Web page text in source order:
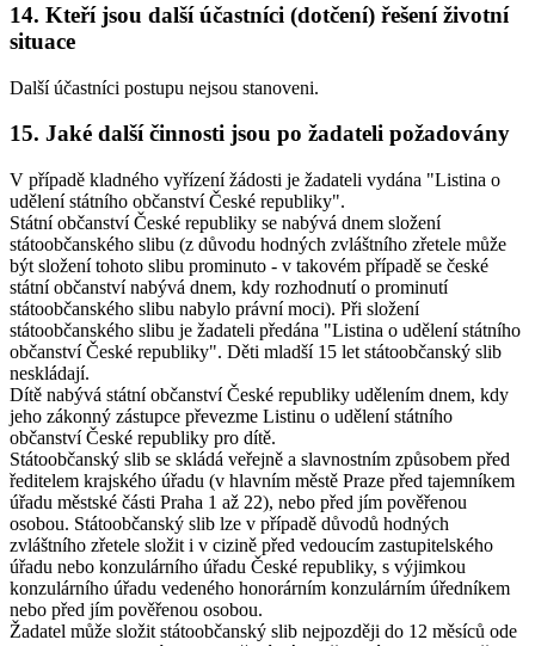
14. Kteří jsou další účastníci (dotčení) řešení životní
situace
Další účastníci postupu nejsou stanoveni.
15. Jaké další činnosti jsou po žadateli požadovány
V případě kladného vyřízení žádosti je žadateli vydána "Listina o
udělení státního občanství České republiky".
Státní občanství České republiky se nabývá dnem složení
státoobčanského slibu (z důvodu hodných zvláštního zřetele může
být složení tohoto slibu prominuto - v takovém případě se české
státní občanství nabývá dnem, kdy rozhodnutí o prominutí
státoobčanského slibu nabylo právní moci). Při složení
státoobčanského slibu je žadateli předána "Listina o udělení státního
občanství České republiky". Děti mladší 15 let státoobčanský slib
neskládají.
Dítě nabývá státní občanství České republiky udělením dnem, kdy
jeho zákonný zástupce převezme Listinu o udělení státního
občanství České republiky pro dítě.
Státoobčanský slib se skládá veřejně a slavnostním způsobem před
ředitelem krajského úřadu (v hlavním městě Praze před tajemníkem
úřadu městské části Praha 1 až 22), nebo před jím pověřenou
osobou. Státoobčanský slib lze v případě důvodů hodných
zvláštního zřetele složit i v cizině před vedoucím zastupitelského
úřadu nebo konzulárního úřadu České republiky, s výjimkou
konzulárního úřadu vedeného honorárním konzulárním úředníkem
nebo před jím pověřenou osobou.
Žadatel může složit státoobčanský slib nejpozději do 12 měsíců ode